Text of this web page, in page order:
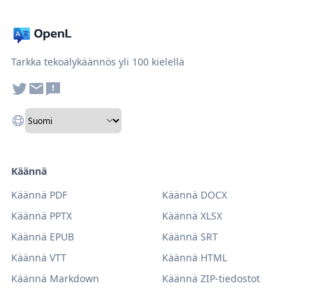
Tarkka tekoälykäännös yli 100 kielellä
Käännä
Käännä PDF
Käännä DOCX
Käännä PPTX
Käännä XLSX
Käännä EPUB
Käännä SRT
Käännä VTT
Käännä HTML
Käännä Markdown
Käännä ZIP-tiedostot